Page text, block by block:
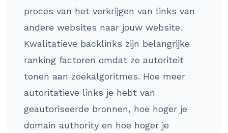
proces van het verkrijgen van links van
andere websites naar jouw website.
Kwalitatieve backlinks zijn belangrijke
ranking factoren omdat ze autoriteit
tonen aan zoekalgoritmes. Hoe meer
autoritatieve links je hebt van
geautoriseerde bronnen, hoe hoger je
domain authority en hoe hoger je